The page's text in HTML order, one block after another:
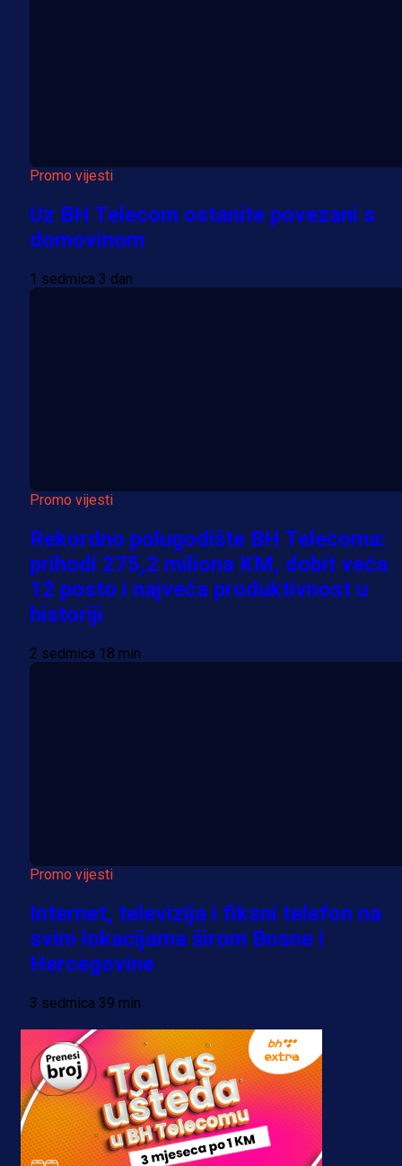
Promo vijesti
Uz BH Telecom ostanite povezani s
domovinom
1 sedmica 3 dan
Promo vijesti
Rekordno polugodište BH Telecoma:
prihodi 275,2 miliona KM, dobit veća
12 posto i najveća produktivnost u
historiji
2 sedmica 18 min
Promo vijesti
Internet, televizija i fiksni telefon na
svim lokacijama širom Bosne i
Hercegovine
3 sedmica 39 min